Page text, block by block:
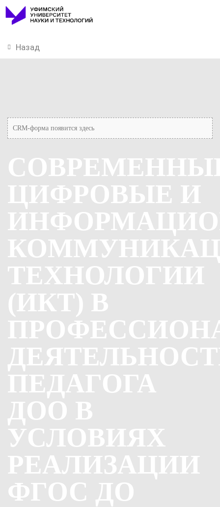
Назад
CRM-форма появится здесь
ЦИФРОВЫЕ И
ТЕХНОЛОГИИ
(ИКТ) В
ПЕДАГОГА
ДОО В
УСЛОВИЯХ
РЕАЛИЗАЦИИ
ФГОС ДО